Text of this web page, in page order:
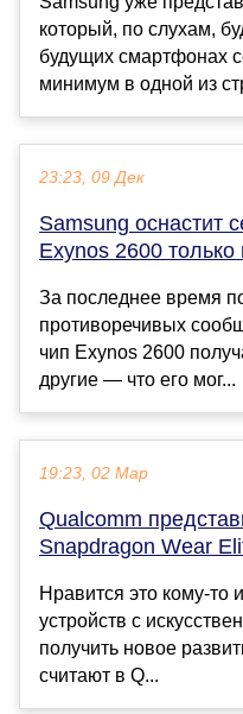
который, по слухам,
будущих смартфонах
минимум в одной из
23:23, 09 Дек
Samsung оснастит
Exynos 2600
За последнее время
противоречивых
чип Exynos 2600
другие — что его мог...
19:23, 02 Мар
Qualcomm
Snapdragon Wear
Нравится это кому-то
устройств с
получить новое
считают в Q...